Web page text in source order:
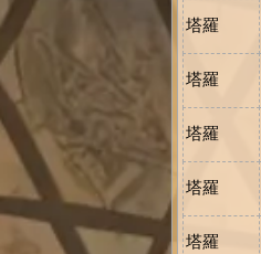
塔羅
塔羅
塔羅
塔羅
塔羅